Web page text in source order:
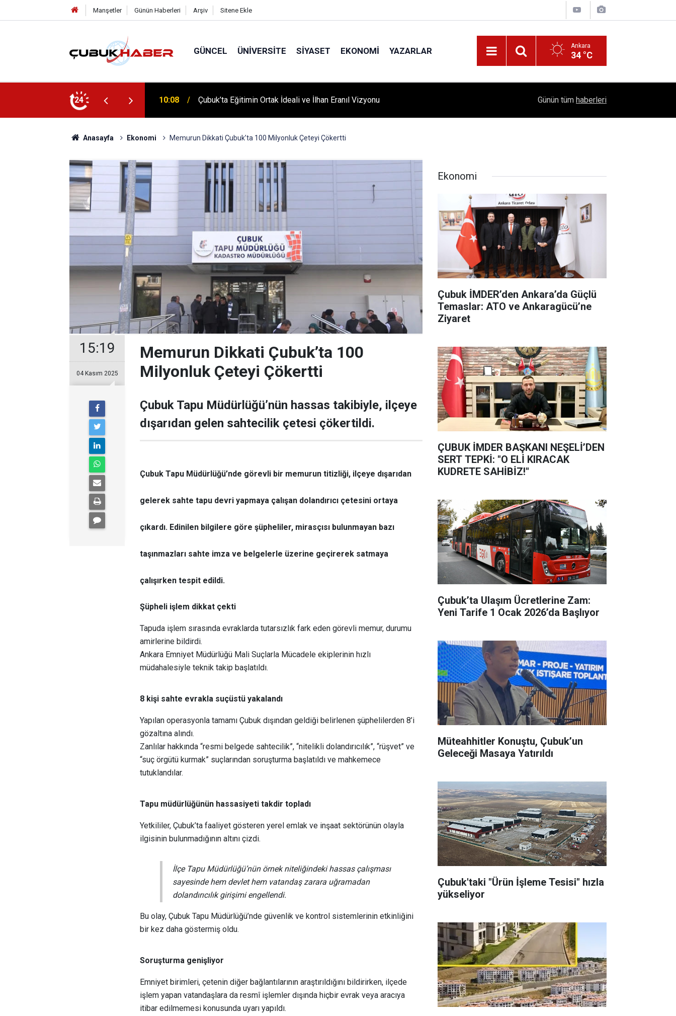
Manşetler Günün Haberleri Arşiv Sitene Ekle
GÜNCEL ÜNIVERSITE SIYASET EKONOMI YAZARLAR Ankara
34 °C
24 12:06 ÇUBUK’TA ‘YAZA MERHABA’ COŞKUSU: Kursiyerler Gönüllerince Eğlendi! 1504 Kep, Tek Bir Hedef: Bilim Kenti Çubuk
Günün tüm haberleri
Anasayfa Ekonomi Memurun Dikkati Çubuk’ta 100 Milyonluk Çeteyi Çökertti
15:19
04 Kasım 2025
Memurun Dikkati Çubuk’ta 100
Milyonluk Çeteyi Çökertti
Çubuk Tapu Müdürlüğü’nün hassas takibiyle, ilçeye
dışarıdan gelen sahtecilik çetesi çökertildi.
Çubuk Tapu Müdürlüğü’nde görevli bir memurun titizliği, ilçeye dışarıdan
gelerek sahte tapu devri yapmaya çalışan dolandırıcı çetesini ortaya
çıkardı. Edinilen bilgilere göre şüpheliler, mirasçısı bulunmayan bazı
taşınmazları sahte imza ve belgelerle üzerine geçirerek satmaya
çalışırken tespit edildi.
Şüpheli işlem dikkat çekti
Tapuda işlem sırasında evraklarda tutarsızlık fark eden görevli memur, durumu
amirlerine bildirdi.
Ankara Emniyet Müdürlüğü Mali Suçlarla Mücadele ekiplerinin hızlı
müdahalesiyle teknik takip başlatıldı.
8 kişi sahte evrakla suçüstü yakalandı
Yapılan operasyonla tamamı Çubuk dışından geldiği belirlenen şüphelilerden 8’i
gözaltına alındı.
Zanlılar hakkında “resmi belgede sahtecilik”, “nitelikli dolandırıcılık”, “rüşvet” ve
“suç örgütü kurmak” suçlarından soruşturma başlatıldı ve mahkemece
tutuklandılar.
Tapu müdürlüğünün hassasiyeti takdir topladı
Yetkililer, Çubuk’ta faaliyet gösteren yerel emlak ve inşaat sektörünün olayla
ilgisinin bulunmadığının altını çizdi.
İlçe Tapu Müdürlüğü’nün örnek niteliğindeki hassas çalışması
sayesinde hem devlet hem vatandaş zarara uğramadan
dolandırıcılık girişimi engellendi.
Bu olay, Çubuk Tapu Müdürlüğü’nde güvenlik ve kontrol sistemlerinin etkinliğini
bir kez daha göstermiş oldu.
Soruşturma genişliyor
Emniyet birimleri, çetenin diğer bağlantılarının araştırıldığını bildirirken, ilçede
işlem yapan vatandaşlara da resmî işlemler dışında hiçbir evrak veya aracıya
itibar edilmemesi konusunda uyarı yapıldı.
Ekonomi
Çubuk İMDER’den Ankara’da Güçlü
Temaslar: ATO ve Ankaragücü’ne
Ziyaret
ÇUBUK İMDER BAŞKANI NEŞELİ’DEN
SERT TEPKİ: "O ELİ KIRACAK
KUDRETE SAHİBİZ!"
Çubuk’ta Ulaşım Ücretlerine Zam:
Yeni Tarife 1 Ocak 2026’da Başlıyor
Müteahhitler Konuştu, Çubuk’un
Geleceği Masaya Yatırıldı
Çubuk'taki "Ürün İşleme Tesisi" hızla
yükseliyor